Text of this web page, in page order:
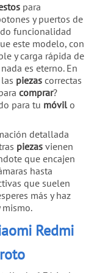
para
y puertos de
funcionalidad
este modelo, con
y carga rápida de
es eterno. En
piezas correctas
comprar?
para tu móvil o
detallada
piezas vienen
que encajen
hasta
que suelen
más y haz
mismo.
Redmi